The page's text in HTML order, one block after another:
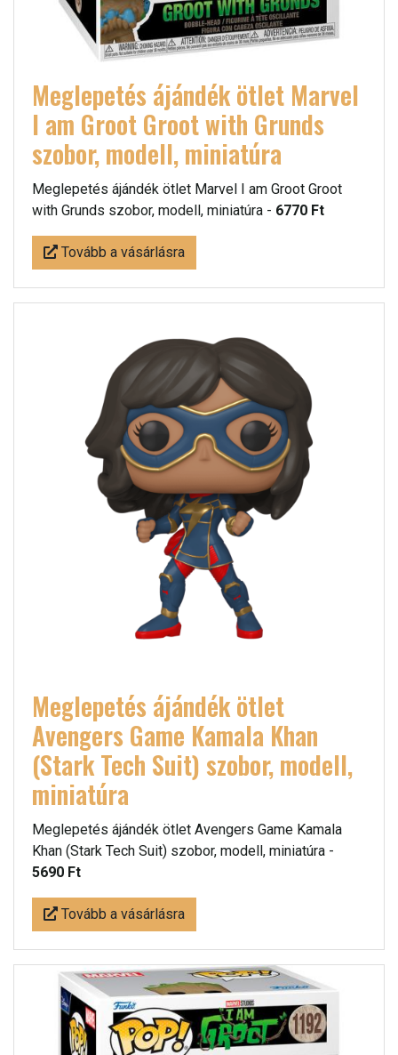
Meglepetés ájándék ötlet Marvel
I am Groot Groot with Grunds
szobor, modell, miniatúra
Meglepetés ájándék ötlet Marvel I am Groot Groot
with Grunds szobor, modell, miniatúra - 6770 Ft
Tovább a vásárlásra
Meglepetés ájándék ötlet
Avengers Game Kamala Khan
(Stark Tech Suit) szobor, modell,
miniatúra
Meglepetés ájándék ötlet Avengers Game Kamala
Khan (Stark Tech Suit) szobor, modell, miniatúra -
5690 Ft
Tovább a vásárlásra